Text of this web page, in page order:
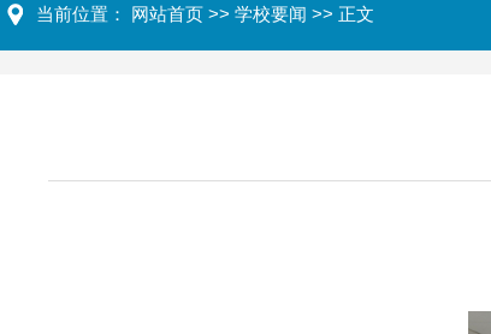
当前位置： 网站首页 >> 学校要闻 >> 正文